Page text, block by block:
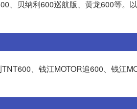
、贝纳利600巡航版、黄龙600等。
、钱江MOTOR追600、钱江